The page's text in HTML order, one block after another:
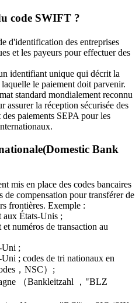
code SWIFT ?
d'identification des entreprises
et les payeurs pour effectuer des
identifiant unique qui décrit la
le paiement doit parvenir.
standard mondialement reconnu
assurer la réception sécurisée des
paiements SEPA pour les
Bank
mis en place des codes bancaires
de compensation pour transférer de
frontières. Exemple :
aux États-Unis ;
numéros de transaction au
Uni ;
; codes de tri nationaux en
，NSC）;
（Bankleitzahl ，"BLZ